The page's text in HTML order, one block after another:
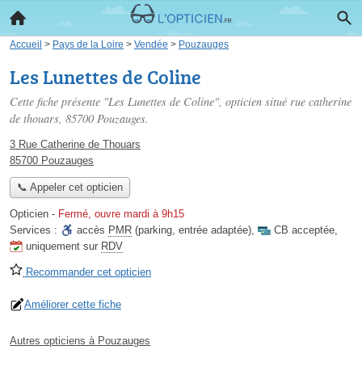
Accueil > Pays de la Loire > Vendée > Pouzauges
Les Lunettes de Coline
Cette fiche présente "Les Lunettes de Coline", opticien situé rue catherine
de thouars, 85700 Pouzauges.
3 Rue Catherine de Thouars
85700 Pouzauges
📞 Appeler cet opticien
Opticien - Fermé, ouvre mardi à 9h15
Services :
accès PMR (parking, entrée adaptée), CB acceptée,
uniquement sur RDV
Recommander cet opticien
Améliorer cette fiche
Autres opticiens à Pouzauges